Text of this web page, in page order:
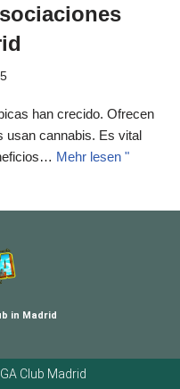
han crecido. Ofrecen
usan cannabis. Es vital
Mehr lesen "
in Madrid
Club Madrid